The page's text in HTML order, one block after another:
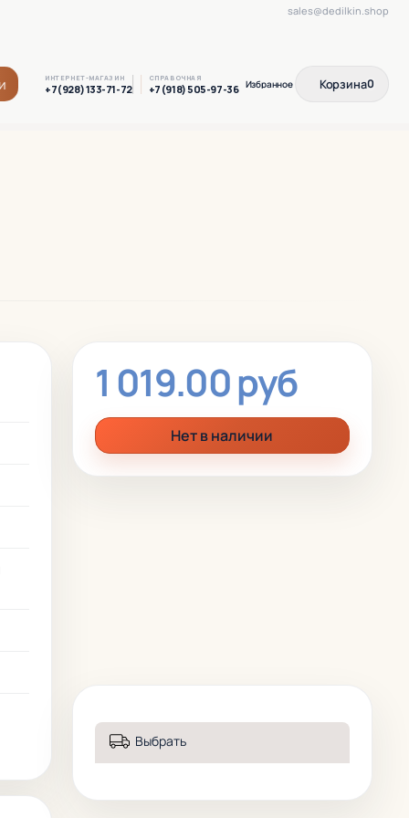
sales@dedilkin.shop
ИНТЕРНЕТ-МАГАЗИН
+7(928) 133-71-72
СПРАВОЧНАЯ
+7(918) 505-97-36 Корзина0
1 019.00 руб
Нет в наличии
Выбрать